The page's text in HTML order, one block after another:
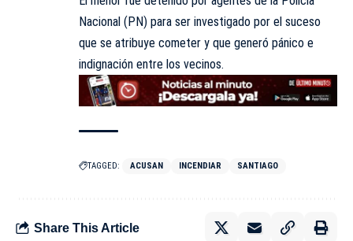
Nacional (PN) para ser investigado por el suceso
que se atribuye cometer y que generó pánico e
indignación entre los vecinos.
TAGGED: ACUSAN INCENDIAR SANTIAGO
Share This Article